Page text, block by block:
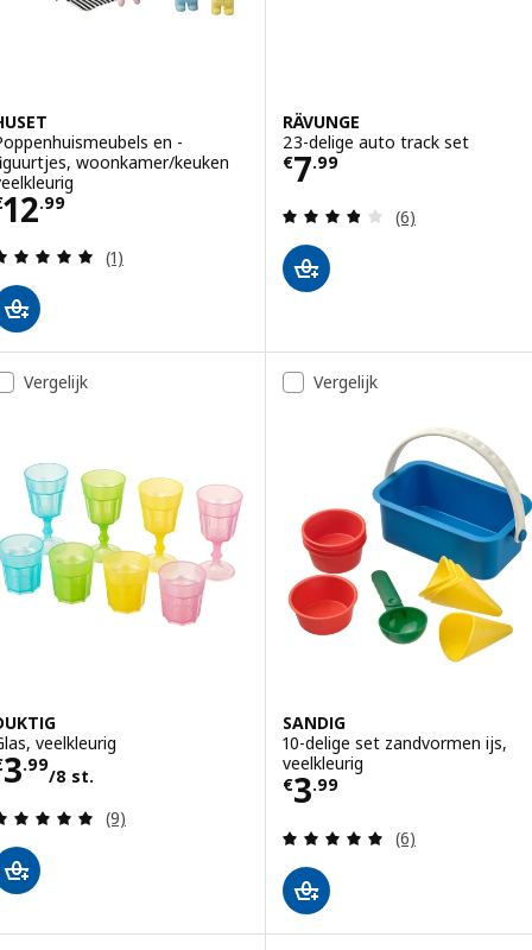
en -
woonkamer/keuken
12.99€ 12.99
Beoordeling: 5 van 5 sterren. Totaal
(1)
RÄVUNGE
23-delige auto track set
€7.99
Prijs € 7.99
Beoordeling:
(6)
Vergelijk
veelkleurig
3.99
/8 st.
€ 3.99/8 st.
Beoordeling: 4.9 van 5 sterren. Totaal
(9)
Vergelijk
SANDIG
10-delige set zandvormen ijs,
veelkleurig
€3.99
Prijs € 3.99
Beoordeling: 5
(6)